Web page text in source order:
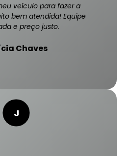
veículo para fazer a
bem atendida! Equipe
e preço justo.
Chaves